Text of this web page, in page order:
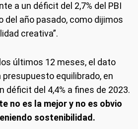
a un déficit del 2,7% del PBI
del año pasado, como dijimos
creativa”.
últimos 12 meses, el dato
equilibrado, en
déficit del 4,4% a fines de 2023.
no es la mejor y no es obvio
sostenibilidad.